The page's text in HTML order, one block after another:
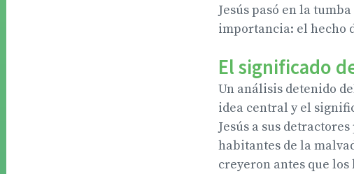
Jesús pasó en la
importancia: el hecho
El significado
Un análisis detenido
idea central y el
Jesús a sus
habitantes de la
creyeron antes que